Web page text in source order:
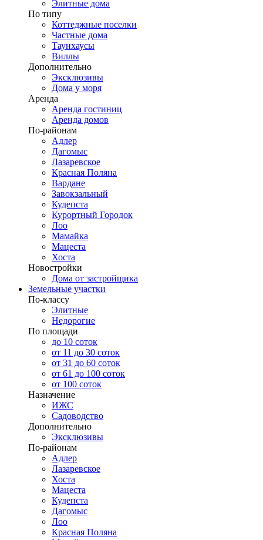
Элитные дома
По типу
Коттеджные поселки
Частные дома
Таунхаусы
Виллы
Дополнительно
Эксклюзивы
Дома у моря
Аренда
Аренда гостиниц
Аренда домов
По-районам
Адлер
Дагомыс
Лазаревское
Красная Поляна
Вардане
Завокзальный
Кудепста
Курортный Городок
Лоо
Мамайка
Мацеста
Хоста
Новостройки
Дома от застройщика
Земельные участки
По-классу
Элитные
Недорогие
По площади
до 10 соток
от 11 до 30 соток
от 31 до 60 соток
от 61 до 100 соток
от 100 соток
Назначение
ИЖС
Садоводство
Дополнительно
Эксклюзивы
По-районам
Адлер
Лазаревское
Хоста
Мацеста
Кудепста
Дагомыс
Лоо
Красная Поляна